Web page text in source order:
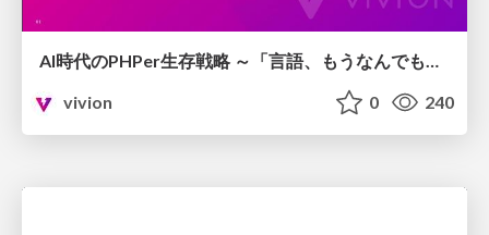
AI時代のPHPer生存戦略 ～「言語、もうなんでもよくない？」に本気で向き合う～
vivion
0 240